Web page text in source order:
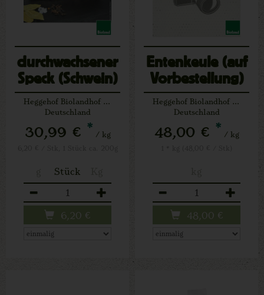
durchwachsener
Speck (Schwein)
am Stück (ca.
200 g)
Heggehof Biolandhof Josef Schäfers Lichtenau
Deutschland
30,99 € * / kg
Stück
6,20 €
Entenkeule (auf
Vorbestellung)
ca.400 g
Heggehof Biolandhof Josef Schäfers Lichtenau
Deutschland
48,00 € * / kg
48,00 €